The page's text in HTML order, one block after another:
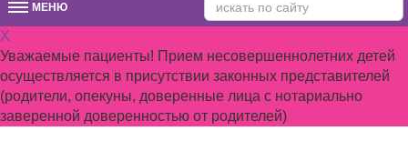
МЕНЮМЕНЮ
X
Уважаемые пациенты! Прием несовершеннолетних детей
осуществляется в присутствии законных представителей
(родители, опекуны, доверенные лица с нотариально
заверенной доверенностью от родителей)